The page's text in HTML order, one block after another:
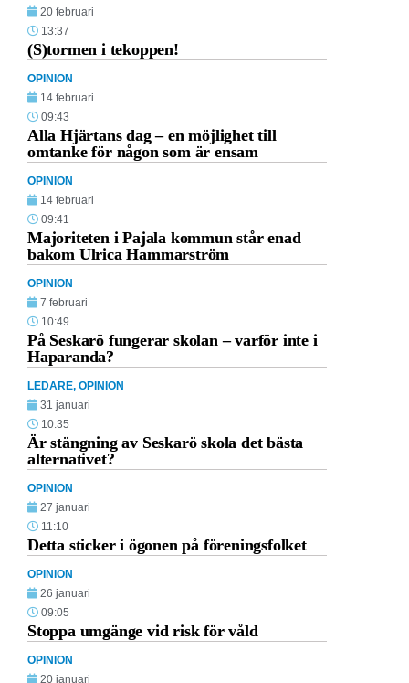
20 februari
13:37
(S)tormen i tekoppen!
OPINION
14 februari
09:43
Alla Hjärtans dag – en möjlighet till
omtanke för någon som är ensam
OPINION
14 februari
09:41
Majoriteten i Pajala kommun står enad
bakom Ulrica Hammarström
OPINION
7 februari
10:49
På Seskarö fungerar skolan – varför inte i
Haparanda?
LEDARE, OPINION
31 januari
10:35
Är stängning av Seskarö skola det bästa
alternativet?
OPINION
27 januari
11:10
Detta sticker i ögonen på föreningsfolket
OPINION
26 januari
09:05
Stoppa umgänge vid risk för våld
OPINION
20 januari